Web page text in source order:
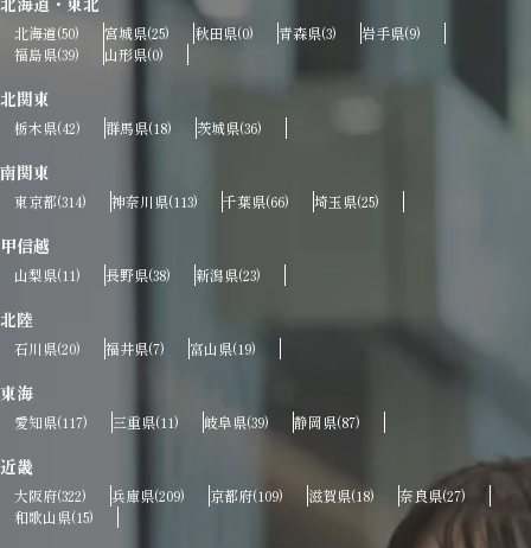
北海道(50) 宮城県(25) 秋田県(0) 青森県(3) 岩手県(9)
福島県(39) 山形県(0)
北関東
栃木県(42) 群馬県(18) 茨城県(36)
南関東
東京都(314) 神奈川県(113) 千葉県(66) 埼玉県(25)
甲信越
山梨県(11) 長野県(38) 新潟県(23)
北陸
石川県(20) 福井県(7) 富山県(19)
東海
愛知県(117) 三重県(11) 岐阜県(39) 静岡県(87)
近畿
大阪府(322) 兵庫県(209) 京都府(109) 滋賀県(18) 奈良県(27)
和歌山県(15)